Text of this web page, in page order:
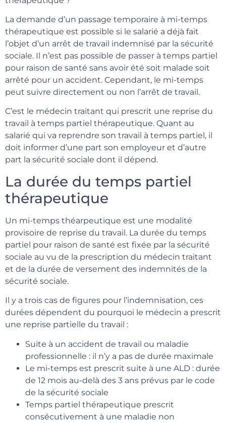
La demande d’un passage temporaire à mi-temps
thérapeutique est possible si le salarié a déjà fait
l’objet d’un arrêt de travail indemnisé par la sécurité
sociale. Il n’est pas possible de passer à temps partiel
pour raison de santé sans avoir été soit malade soit
arrêté pour un accident. Cependant, le mi-temps
peut suivre directement ou non l’arrêt de travail.
C’est le médecin traitant qui prescrit une reprise du
travail à temps partiel thérapeutique. Quant au
salarié qui va reprendre son travail à temps partiel, il
doit informer d’une part son employeur et d’autre
part la sécurité sociale dont il dépend.
La durée du temps partiel
thérapeutique
Un mi-temps théarpeutique est une modalité
provisoire de reprise du travail. La durée du temps
partiel pour raison de santé est fixée par la sécurité
sociale au vu de la prescription du médecin traitant
et de la durée de versement des indemnités de la
sécurité sociale.
Il y a trois cas de figures pour l’indemnisation, ces
durées dépendent du pourquoi le médecin a prescrit
une reprise partielle du travail :
Suite à un accident de travail ou maladie
professionnelle : il n’y a pas de durée maximale
Le mi-temps est prescrit suite à une ALD : durée
de 12 mois au-delà des 3 ans prévus par le code
de la sécurité sociale
Temps partiel thérapeutique prescrit
consécutivement à une maladie non